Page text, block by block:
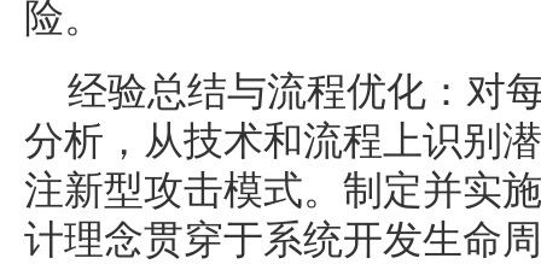
险。
经验总结与流程优化：对
分析，从技术和流程上识别
注新型攻击模式。制定并实
计理念贯穿于系统开发生命